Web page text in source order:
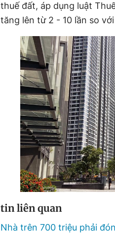
thuế đất, áp dụng luật
tăng lên từ 2 - 10 lần so
tin liên quan
Nhà trên 700 triệu phải